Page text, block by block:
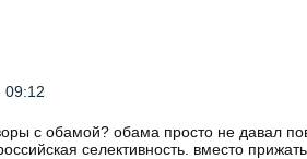
09:12
с обамой? обама просто не давал
селективность. вместо